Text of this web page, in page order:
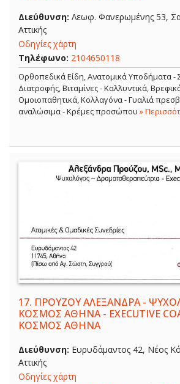
Διεύθυνση: Λεωφ. Φανερωμένης 53,
Αττικής
Οδηγίες χάρτη
Τηλέφωνο: 2104650118
Ορθοπεδικά Είδη, Ανατομικά Υποδήματα
Διατροφής, Βιταμίνες - Καλλυντικά,
Ομοιοπαθητικά, Κολλαγόνα - Γυαλιά
αναλώσιμα - Κρέμες προσώπου »
17. ΠΡΟΥΖΟΥ ΑΛΕΞΑΝΔΡΑ -
ΚΟΣΜΟΣ ΑΘΗΝΑ - EXECUTIVE
ΚΟΣΜΟΣ ΑΘΗΝΑ
Διεύθυνση: Ευρυδάμαντος 42, Νέος
Αττικής
Οδηγίες χάρτη